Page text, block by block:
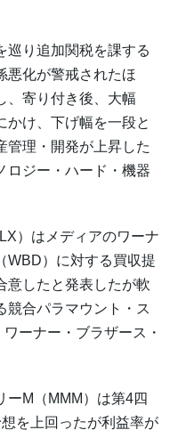
巡り追加関税を課する
悪化が警戒されたほ
、寄り付き後、大幅
かけ、下げ幅を一段と
管理・開発が上昇した
ロジー・ハード・機器
）はメディアのワーナ
WBD）に対する買収提
意したと発表したが軟
競合パラマウント・ス
ーナー・ブラザース・
ーM（MMM）は第4四
を上回ったが利益率が